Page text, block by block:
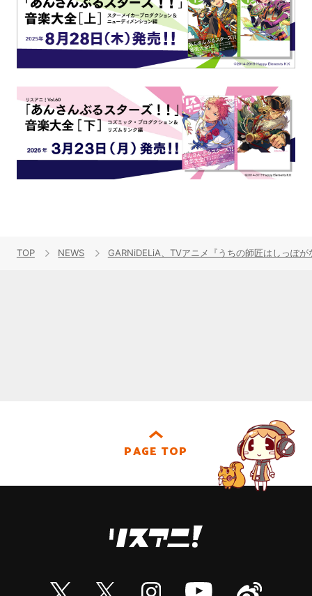
TOP NEWS GARNiDELiA、TVアニメ『うちの師匠はしっぽ
PAGE TOP